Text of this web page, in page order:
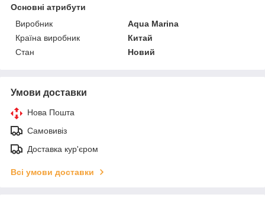
Основні атрибути
Виробник
Aqua Marina
Країна виробник
Китай
Стан
Новий
Умови доставки
Нова Пошта
Самовивіз
Доставка кур'єром
Всі умови доставки